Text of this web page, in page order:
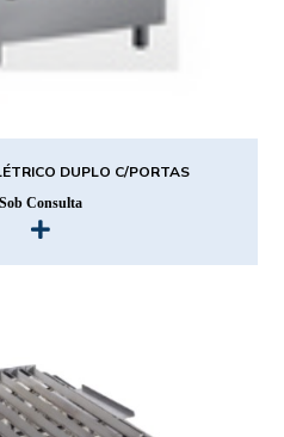
DUPLO C/PORTAS
Sob Consulta